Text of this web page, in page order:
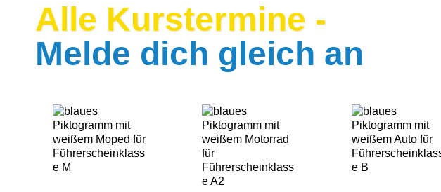
Alle Kurster­mine -
Melde dich gleich an